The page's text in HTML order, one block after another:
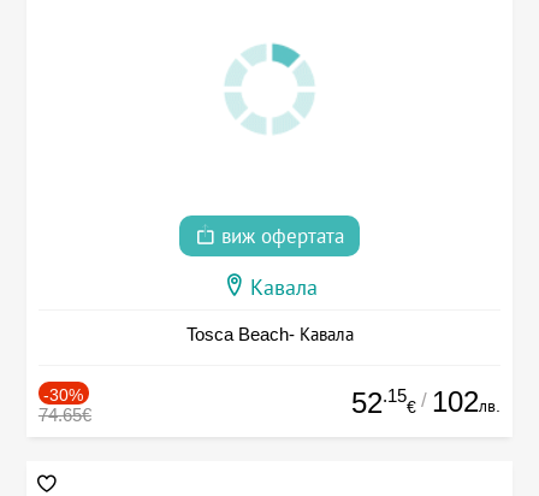
виж офертата
Кавала
Tosca Beach- Кавала
-30%
74.65€ 52.15
€ / 102лв.